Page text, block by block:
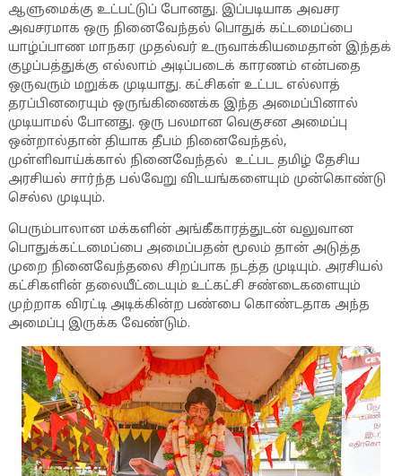
ஆளுமைக்கு உட்பட்டுப் போனது. இப்படியாக அவசர
அவசரமாக ஒரு நினைவேந்தல் பொதுக் கட்டமைப்பை
யாழ்ப்பாண மாநகர முதல்வர் உருவாக்கியமைதான் இந்தக்
குழப்பத்துக்கு எல்லாம் அடிப்படைக் காரணம் என்பதை
ஒருவரும் மறுக்க முடியாது. கட்சிகள் உட்பட எல்லாத்
தரப்பினரையும் ஒருங்கிணைக்க இந்த அமைப்பினால்
முடியாமல் போனது. ஒரு பலமான வெகுசன அமைப்பு
ஒன்றால்தான் தியாக தீபம் நினைவேந்தல்,
முள்ளிவாய்க்கால் நினைவேந்தல் உட்பட தமிழ் தேசிய
அரசியல் சார்ந்த பல்வேறு விடயங்களையும் முன்கொண்டு
செல்ல முடியும்.
பெரும்பாலான மக்களின் அங்கீகாரத்துடன் வலுவான
பொதுக்கட்டமைப்பை அமைப்பதன் மூலம் தான் அடுத்த
முறை நினைவேந்தலை சிறப்பாக நடத்த முடியும். அரசியல்
கட்சிகளின் தலையீட்டையும் உட்கட்சி சண்டைகளையும்
முற்றாக விரட்டி அடிக்கின்ற பண்பை கொண்டதாக அந்த
அமைப்பு இருக்க வேண்டும்.